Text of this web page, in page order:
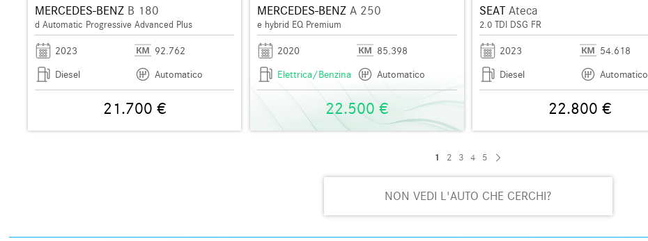
MERCEDES-BENZB 180
d Automatic Progressive Advanced Plus
2023
92.762
Diesel
Automatico
21.700 €
MERCEDES-BENZ A 250
e hybrid EQ Premium
2020
85.398
Elettrica/Benzina
Automatico
22.500 €
SEAT Ateca
2.0 TDI DSG FR
2023
54.618
Diesel
Automatico
22.800 €
1 2 3 4 5
NON VEDI L'AUTO CHE CERCHI?